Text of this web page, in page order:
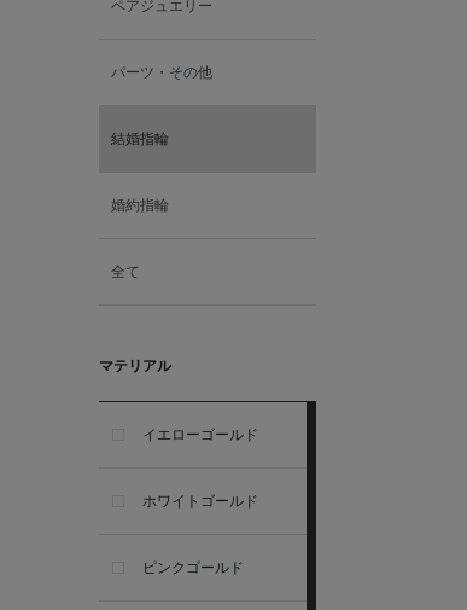
ペアジュエリー
パーツ・その他
結婚指輪
婚約指輪
全て
マテリアル
イエローゴールド
ホワイトゴールド
ピンクゴールド